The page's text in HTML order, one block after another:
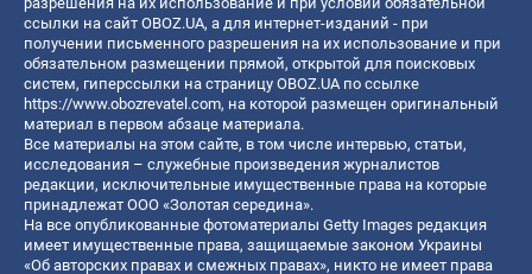
ссылки на сайт OBOZ.UA, а для интернет-изданий - при
получении письменного разрешения на их использование и при
обязательном размещении прямой, открытой для поисковых
систем, гиперссылки на страницу OBOZ.UA по ссылке
https://www.obozrevatel.com, на которой размещен оригинальный
материал в первом абзаце материала.
Все материалы на этом сайте, в том числе интервью, статьи,
исследования – служебные произведения журналистов
редакции, исключительные имущественные права на которые
принадлежат ООО «Золотая середина».
На все опубликованные фотоматериалы Getty Images редакция
имеет имущественные права, защищаемые законом Украины
«Об авторских правах и смежных правах», никто не имеет права